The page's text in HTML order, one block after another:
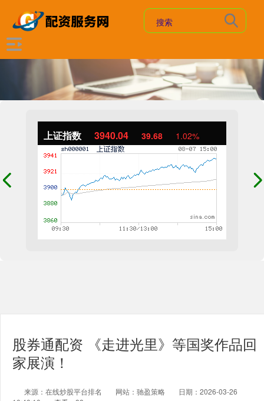
上证指数 3940.04 39.68 1.02%
股券通配资 《走进光里》等国奖作品回
家展演！
来源：在线炒股平台排名 网站：驰盈策略
日期：2026-03-26